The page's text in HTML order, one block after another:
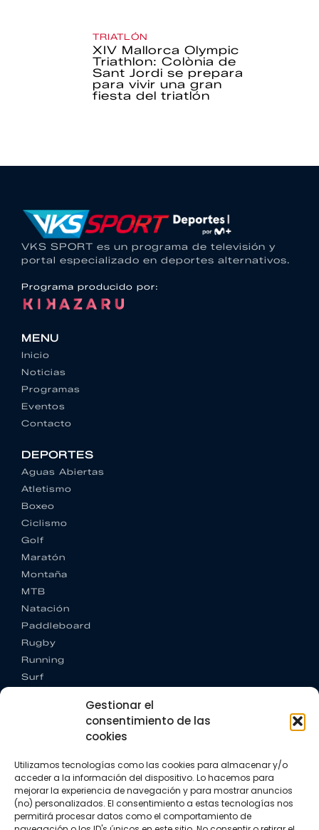
Gestionar el
consentimiento de las
cookies
Utilizamos tecnologías como las cookies para almacenar y/o
acceder a la información del dispositivo. Lo hacemos para
mejorar la experiencia de navegación y para mostrar anuncios
(no) personalizados. El consentimiento a estas tecnologías nos
permitirá procesar datos como el comportamiento de
TRIATLÓN
XIV Mallorca Olympic
Triathlon: Colònia de
Sant Jordi se prepara
para vivir una gran
fiesta del triatlón
VKS SPORT es un programa de televisión y
portal especializado en deportes alternativos.
Programa producido por:
MENU
Inicio
Noticias
Programas
Eventos
Contacto
DEPORTES
Aguas Abiertas
Atletismo
Boxeo
Ciclismo
Golf
Maratón
Montaña
MTB
Natación
Paddleboard
Rugby
Running
Surf
CONTACTO
+34 662 342 177
info@vkssport.com
SÍGUENOS